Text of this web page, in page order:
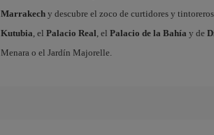
Marrakechy descubre el zoco de curtidores y
Kutubia, el Palacio Real, el Palacio de la Bahía y de
Menara o el Jardín Majorelle.